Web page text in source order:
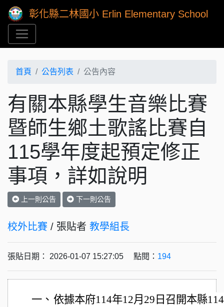
彰化縣二林國小 Erlin Elementary School
首頁 公告列表 公告內容
有關本縣學生音樂比賽
暨師生鄉土歌謠比賽自
115學年度起預定修正
事項，詳如說明
上一則公告 下一則公告
校外比賽 / 張貼者 教學組長
張貼日期： 2026-01-07 15:27:05 點閱： 194
一、 依據本府114年12月29日召開本縣